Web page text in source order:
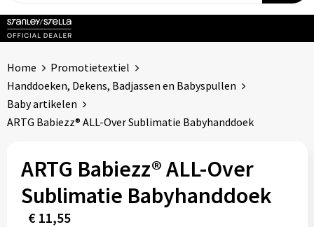
Sportkleding
Caps, Mutsen & Sjaals
Kinderkleding
Tassen
Home
Promotietextiel
Handdoeken, Dekens, Badjassen en Babyspullen
Baby artikelen
ARTG Babiezz® ALL-Over Sublimatie Babyhanddoek
ARTG Babiezz® ALL-Over
Sublimatie Babyhanddoek
€ 11,55